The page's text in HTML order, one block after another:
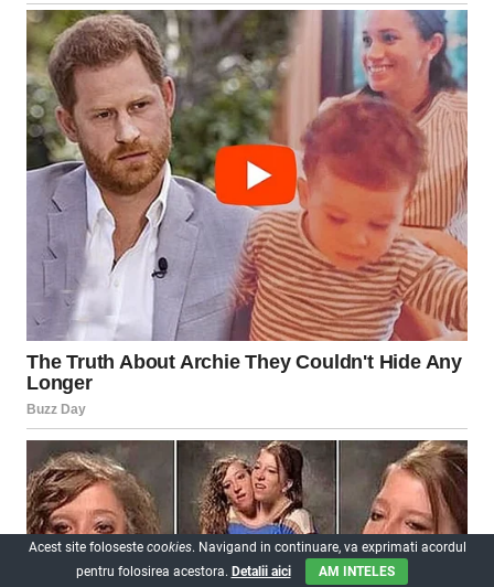
Acest site foloseste cookies. Navigand in continuare, va exprimati acordul
pentru folosirea acestora. Detalii aici AM INTELES